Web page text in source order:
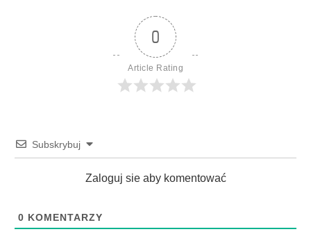
0
Article Rating
Subskrybuj
Zaloguj sie aby komentować
0 KOMENTARZY